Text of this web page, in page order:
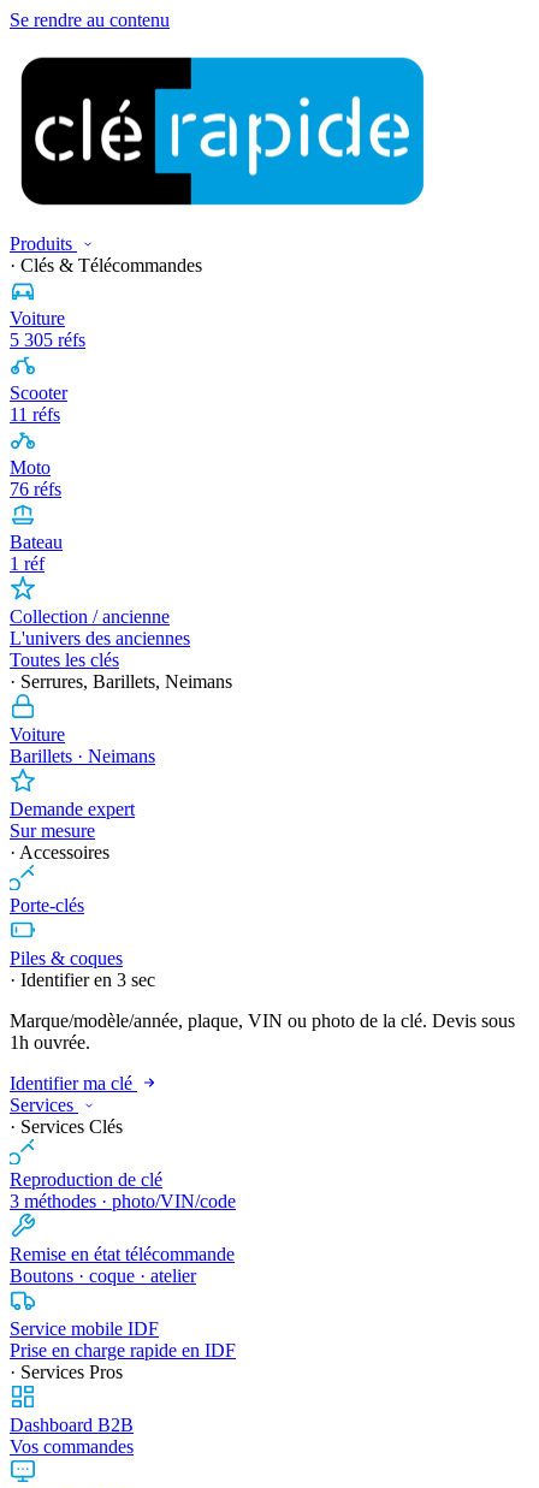
Se rendre au contenu
Produits
· Clés & Télécommandes
Voiture
5 305 réfs
Scooter
11 réfs
Moto
76 réfs
Bateau
1 réf
Collection / ancienne
L'univers des anciennes
Toutes les clés
· Serrures, Barillets, Neimans
Voiture
Barillets · Neimans
Demande expert
Sur mesure
· Accessoires
Porte-clés
Piles & coques
· Identifier en 3 sec
Marque/modèle/année, plaque, VIN ou photo de la clé. Devis sous
1h ouvrée.
Identifier ma clé
Services
· Services Clés
Reproduction de clé
3 méthodes · photo/VIN/code
Remise en état télécommande
Boutons · coque · atelier
Service mobile IDF
Prise en charge rapide en IDF
· Services Pros
Dashboard B2B
Vos commandes